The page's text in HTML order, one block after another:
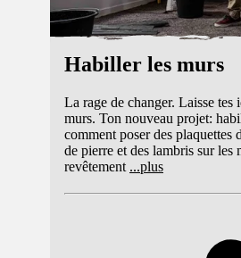
Habiller les murs
La rage de changer. Laisse tes
murs. Ton nouveau projet:
comment poser des plaquettes
de pierre et des lambris sur les
revêtement ...plus